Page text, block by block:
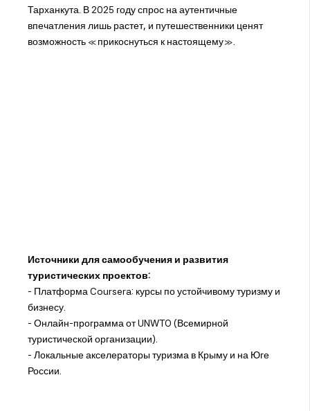
Тарханкута. В 2025 году спрос на аутентичные
впечатления лишь растет, и путешественники ценят
возможность «прикоснуться к настоящему».
Источники для самообучения и развития
туристических проектов:
- Платформа Coursera: курсы по устойчивому туризму и
бизнесу.
- Онлайн-программа от UNWTO (Всемирной
туристической организации).
- Локальные акселераторы туризма в Крыму и на Юге
России.